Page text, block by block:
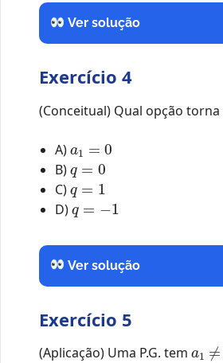
Ver solução
Exercício 4
(Conceitual) Qual opção torna
A)
B)
q= 0
C)
q =1
D)
q =−1
Ver solução
Exercício 5
(Aplicação) Uma P.G. tem
0